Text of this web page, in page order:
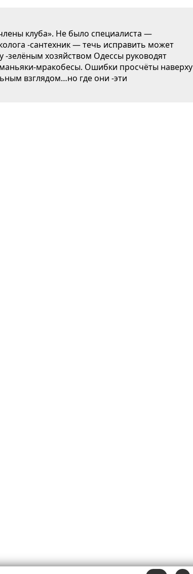
клуба». Не было специалиста —
-сантехник — течь исправить может
-зелёным хозяйством Одессы руководят
мракобесы. Ошибки просчёты наверху
взглядом…но где они -эти